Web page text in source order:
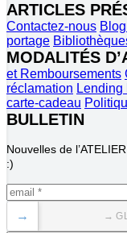
ARTICLES
Contactez-nous
portage
MODALITÉS
et Remboursements
réclamation Lending
carte-cadeau
BULLETIN
Nouvelles de
:)
→
→